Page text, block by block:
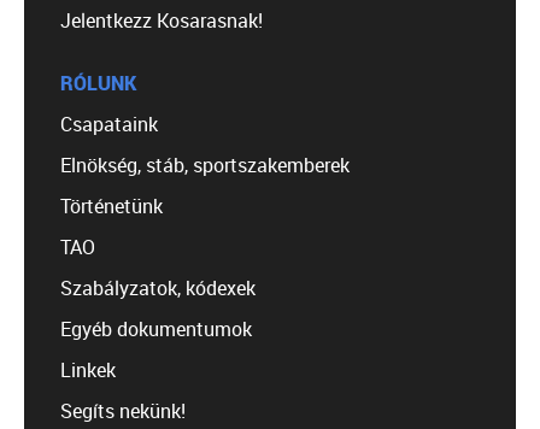
Jelentkezz Kosarasnak!
RÓLUNK
Csapataink
Elnökség, stáb, sportszakemberek
Történetünk
TAO
Szabályzatok, kódexek
Egyéb dokumentumok
Linkek
Segíts nekünk!